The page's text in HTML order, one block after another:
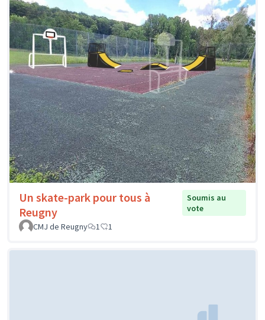
Un skate-park pour tous à
Reugny
Soumis au
vote
CMJ de Reugny
1 1